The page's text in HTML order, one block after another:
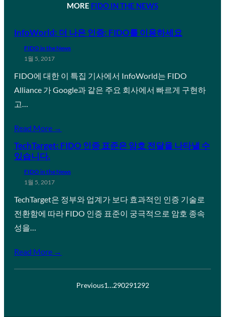
MORE FIDO IN THE NEWS
InfoWorld: 더 나은 인증: FIDO를 이용하세요
FIDO in the News
1월 5, 2017
FIDO에 대한 이 특집 기사에서 InfoWorld는 FIDO
Alliance 가 Google과 같은 주요 회사에서 빠르게 구현하
고…
Read More →
TechTarget: FIDO 인증 표준은 암호 전달을 나타낼 수
있습니다.
FIDO in the News
1월 5, 2017
TechTarget은 정부와 업계가 보다 효과적인 인증 기술로
전환함에 따라 FIDO 인증 표준이 궁극적으로 암호 종속
성을…
Read More →
Previous1…290291292